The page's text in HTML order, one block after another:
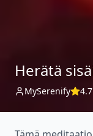
Herätä
MySerenify 4.7